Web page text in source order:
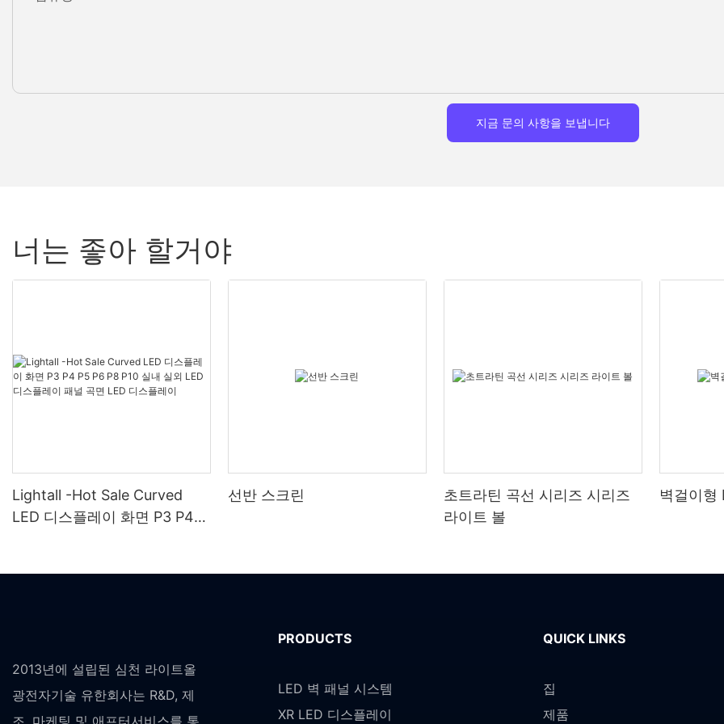
지금 문의 사항을 보냅니다
너는 좋아 할거야
Lightall -Hot Sale Curved
LED 디스플레이 화면 P3 P4
선반 스크린
초트라틴 곡선 시리즈 시리즈
라이트 볼
벽걸이형
2013년에 설립된 심천 라이트올
광전자기술 유한회사는 R&D, 제
조, 마케팅 및 애프터서비스를 통
PRODUCTS
LED 벽 패널 시스템
XR LED 디스플레이
QUICK LINKS
집
제품